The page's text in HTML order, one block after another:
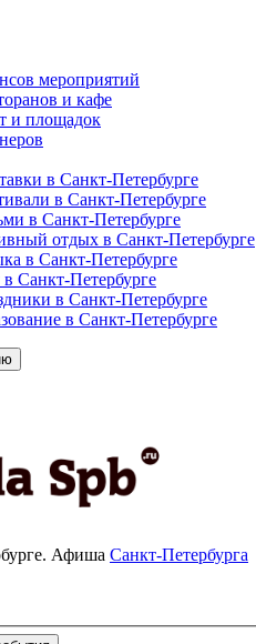
мероприятий
и кафе
и площадок
в Санкт-Петербурге
в Санкт-Петербурге
в Санкт-Петербурге
отдых в Санкт-Петербурге
в Санкт-Петербурге
Санкт-Петербурге
в Санкт-Петербурге
в Санкт-Петербурге
Афиша Санкт-Петербурга